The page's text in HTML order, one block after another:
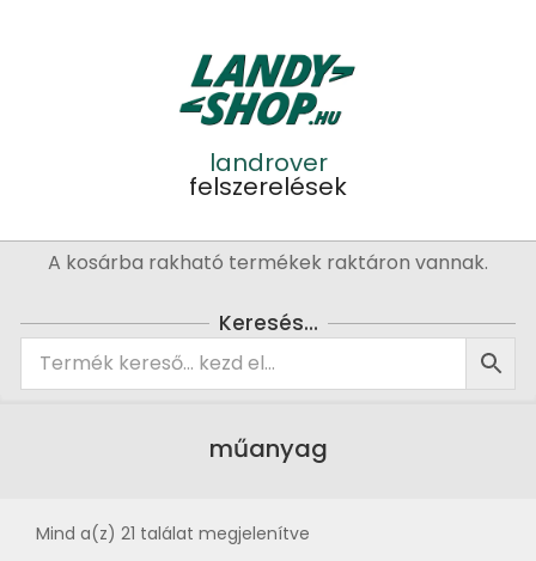
landrover
felszerelések
PrimaryA kosárba rakható termékek raktáron vannak.
Keresés…
műanyag
Mind a(z) 21 találat megjelenítve